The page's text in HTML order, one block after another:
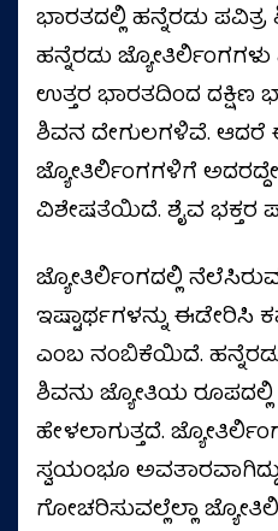
ಭಾರತದಲ್ಲಿ ಹನ್ನೆರಡು‌
ಹನ್ನೆರಡು
ಉತ್ತರ ಭಾರತದಿಂದ ದಕ್ಷಿಣ
ಶಿವನ ದೇಗುಲಗಳಿವೆ. ಆದರೆ
ಜ್ಯೋತಿರ್ಲಿಂಗಗಳಿಗೆ
ವಿಶೇಷತೆಯಿದೆ. ಶೈವ ಭಕ್ತರ
ಜ್ಯೋತಿರ್ಲಿಂಗದಲ್ಲಿ
ಇಷ್ಟಾರ್ಥಗಳನ್ನು ಈಡೇರಿಸಿ
ಎಂಬ ನಂಬಿಕೆಯಿದೆ.
ಶಿವನು ಜ್ಯೋತಿಯ ರೂಪದಲ್ಲಿ
ಹೇಳಲಾಗುತ್ತದೆ.
ಸ್ವಯಂಭೂ
ಗೋಚರಿಸುವಲ್ಲೆಲ್ಲಾ